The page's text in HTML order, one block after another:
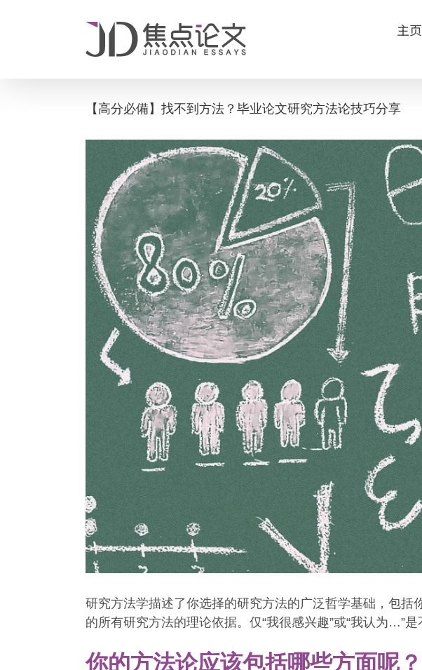
主页
【高分必備】找不到方法？毕业论文研究方法论技巧分享
Image
研究方法学描述了你选择的研究方法的广泛哲学基础，包
的所有研究方法的理论依据。仅“我很感兴趣”或“我认为…”
你的方法论应该包括哪些方面呢？